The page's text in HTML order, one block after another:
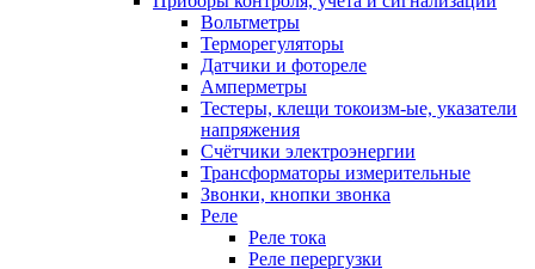
Вольтметры
Терморегуляторы
Датчики и фотореле
Амперметры
Тестеры, клещи токоизм-ые, указатели
напряжения
Счётчики электроэнергии
Трансформаторы измерительные
Звонки, кнопки звонка
Реле
Реле тока
Реле перергузки